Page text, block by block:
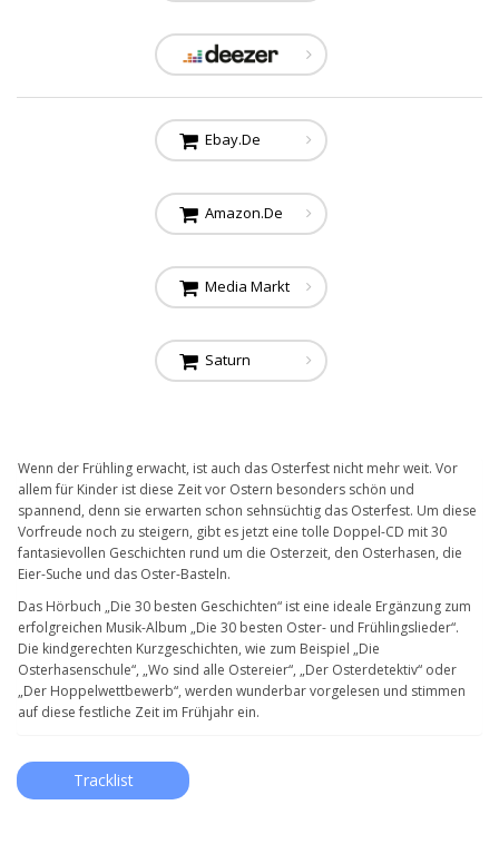
Ebay.de
Amazon.de
Media Markt
Saturn
Wenn der Frühling erwacht, ist auch das Osterfest nicht mehr weit. Vor
allem für Kinder ist diese Zeit vor Ostern besonders schön und
spannend, denn sie erwarten schon sehnsüchtig das Osterfest. Um diese
Vorfreude noch zu steigern, gibt es jetzt eine tolle Doppel-CD mit 30
fantasievollen Geschichten rund um die Osterzeit, den Osterhasen, die
Eier-Suche und das Oster-Basteln.
Das Hörbuch „Die 30 besten Geschichten“ ist eine ideale Ergänzung zum
erfolgreichen Musik-Album „Die 30 besten Oster- und Frühlingslieder“.
Die kindgerechten Kurzgeschichten, wie zum Beispiel „Die
Osterhasenschule“, „Wo sind alle Ostereier“, „Der Osterdetektiv“ oder
„Der Hoppelwettbewerb“, werden wunderbar vorgelesen und stimmen
auf diese festliche Zeit im Frühjahr ein.
Tracklist